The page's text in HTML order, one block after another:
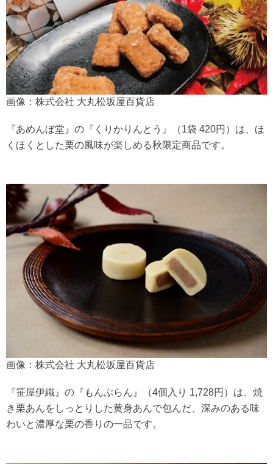
画像：株式会社 大丸松坂屋百貨店
『あめんぼ堂』の『くりかりんとう』（1袋 420円）は、ほ
くほくとした栗の風味が楽しめる秋限定商品です。
画像：株式会社 大丸松坂屋百貨店
『笹屋伊織』の『もんぶらん』（4個入り 1,728円）は、焼
き栗あんをしっとりした黄身あんで包んだ、深みのある味
わいと濃厚な栗の香りの一品です。